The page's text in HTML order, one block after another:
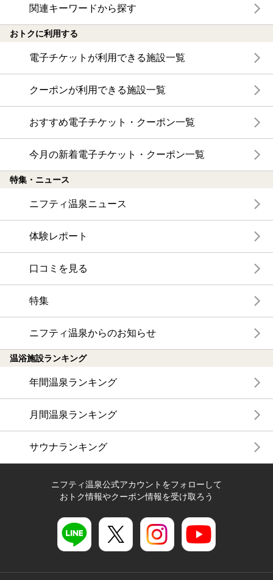
関連キーワードから探す
おトクに利用する
電子チケットが利用できる施設一覧
クーポンが利用できる施設一覧
おすすめ電子チケット・クーポン一覧
今月の新着電子チケット・クーポン一覧
特集・ニュース
ニフティ温泉ニュース
体験レポート
口コミを見る
特集
ニフティ温泉からのお知らせ
温浴施設ランキング
年間温泉ランキング
月間温泉ランキング
サウナランキング
ニフティ温泉公式アカウントをフォローして
おトク情報やクーポン情報を受け取ろう